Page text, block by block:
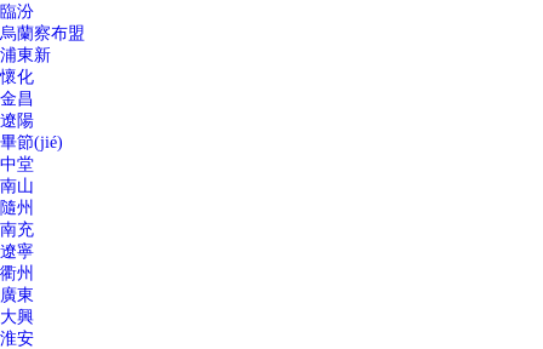
臨汾
烏蘭察布盟
浦東新
懷化
金昌
遼陽
畢節(jié)
中堂
南山
隨州
南充
遼寧
衢州
廣東
大興
淮安